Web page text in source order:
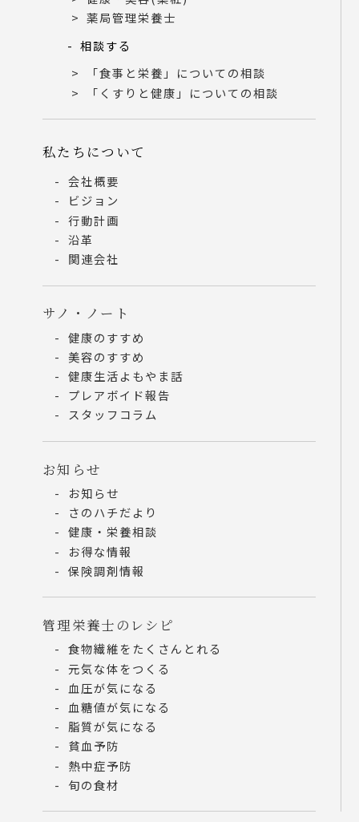
薬局管理栄養士
相談する
「食事と栄養」についての相談
「くすりと健康」についての相談
私たちについて
会社概要
ビジョン
行動計画
沿革
関連会社
サノ・ノート
健康のすすめ
美容のすすめ
健康生活よもやま話
プレアボイド報告
スタッフコラム
お知らせ
お知らせ
さのハチだより
健康・栄養相談
お得な情報
保険調剤情報
管理栄養士のレシピ
食物繊維をたくさんとれる
元気な体をつくる
血圧が気になる
血糖値が気になる
脂質が気になる
貧血予防
熱中症予防
旬の食材